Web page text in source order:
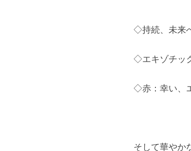
◇持続、未来
◇エキゾチッ
◇赤：幸い、
そして華やか